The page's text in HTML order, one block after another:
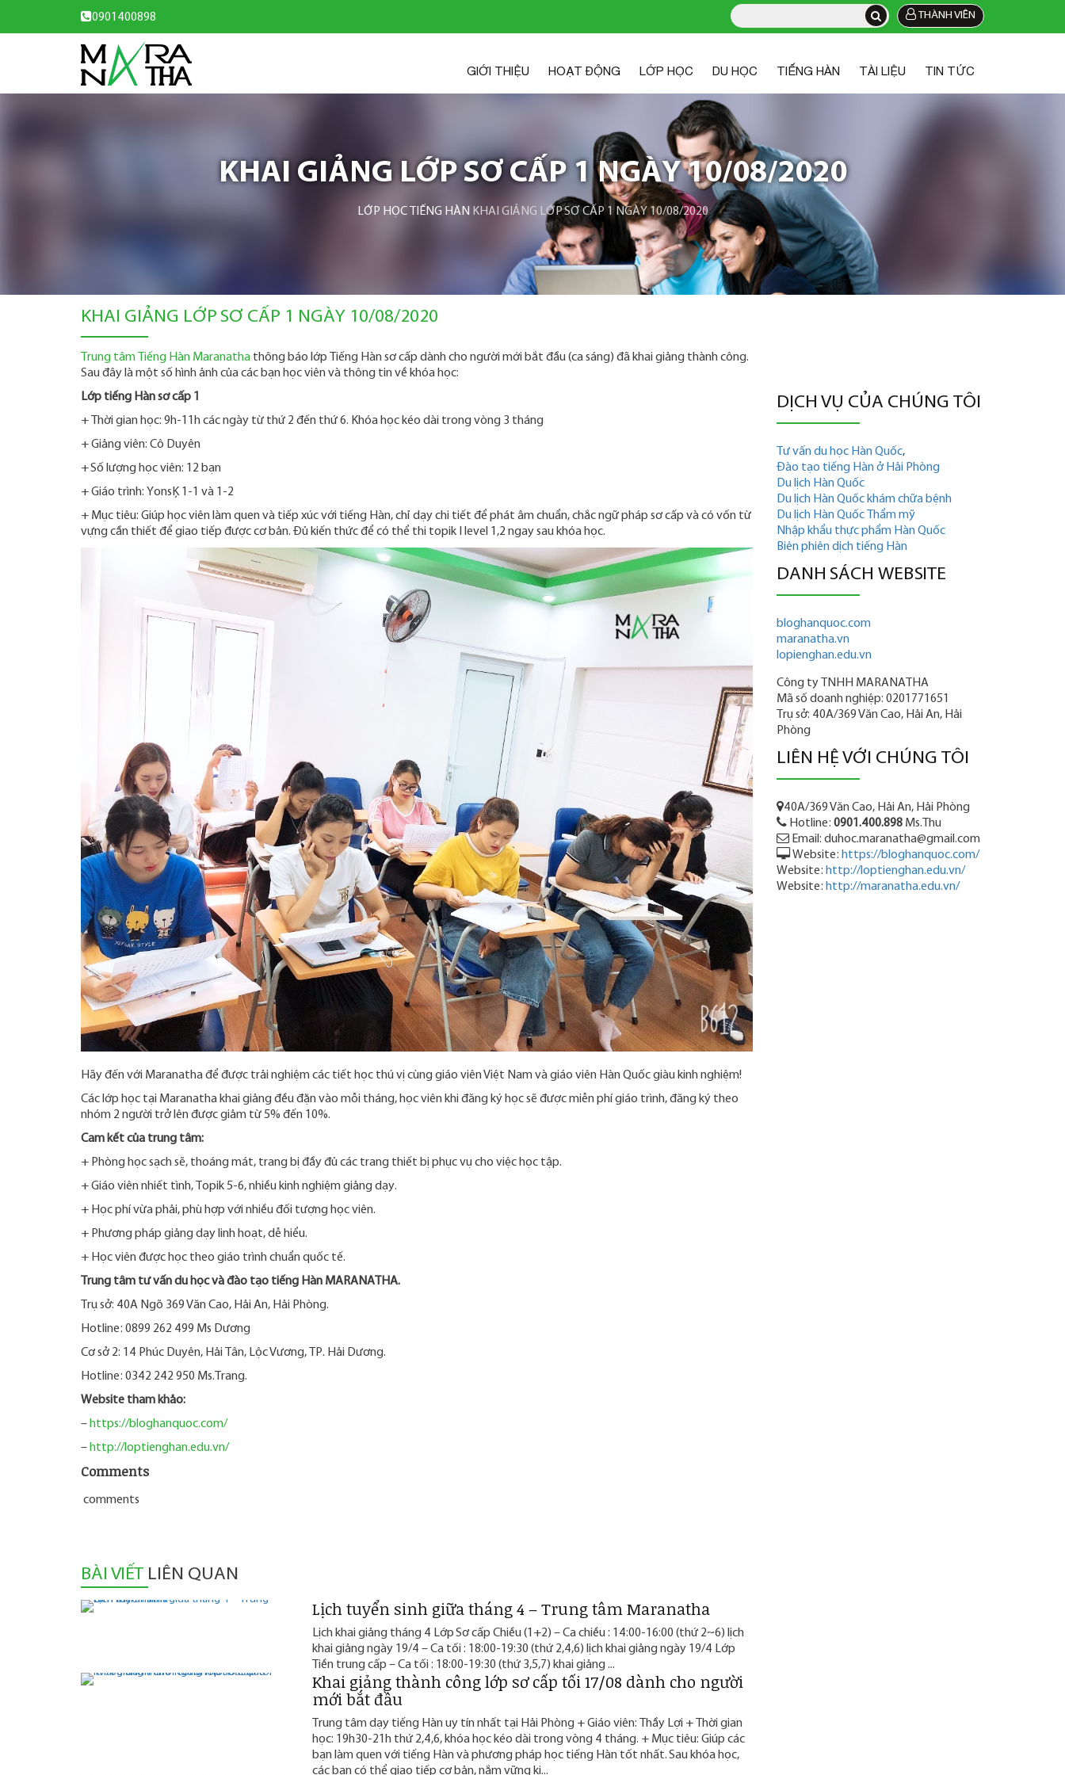
0901400898 THÀNH VIÊN
GIỚI THIỆU HOẠT ĐỘNG LỚP HỌC DU HỌC TIẾNG HÀN TÀI LIỆU TIN TỨC
KHAI GIẢNG LỚP SƠ CẤP 1 NGÀY 10/08/2020
LỚP HỌC TIẾNG HÀN KHAI GIẢNG LỚP SƠ CẤP 1 NGÀY 10/08/2020
KHAI GIẢNG LỚP SƠ CẤP 1 NGÀY 10/08/2020
Trung tâm Tiếng Hàn Maranatha thông báo lớp Tiếng Hàn sơ cấp dành cho người mới bắt đầu (ca sáng) đã khai giảng thành công.
Sau đây là một số hình ảnh của các bạn học viên và thông tin về khóa học:
Lớp tiếng Hàn sơ cấp 1
+ Thời gian học: 9h-11h các ngày từ thứ 2 đến thứ 6. Khóa học kéo dài trong vòng 3 tháng
+ Giảng viên: Cô Duyên
+ Số lượng học viên: 12 bạn
+ Giáo trình: Yonsei 1-1 và 1-2
+ Mục tiêu: Giúp học viên làm quen và tiếp xúc với tiếng Hàn, chỉ dạy chi tiết để phát âm chuẩn, chắc ngữ pháp sơ cấp và có vốn từ
vựng cần thiết để giao tiếp được cơ bản. Đủ kiến thức để có thể thi topik I level 1,2 ngay sau khóa học.
Hãy đến với Maranatha để được trải nghiệm các tiết học thú vị cùng giáo viên Việt Nam và giáo viên Hàn Quốc giàu kinh nghiệm!
Các lớp học tại Maranatha khai giảng đều đặn vào mỗi tháng, học viên khi đăng ký học sẽ được miễn phí giáo trình, đăng ký theo
nhóm 2 người trở lên được giảm từ 5% đến 10%.
Cam kết của trung tâm:
+ Phòng học sạch sẽ, thoáng mát, trang bị đầy đủ các trang thiết bị phục vụ cho việc học tập.
+ Giáo viên nhiết tình, Topik 5-6, nhiều kinh nghiệm giảng dạy.
+ Học phí vừa phải, phù hợp với nhiều đối tượng học viên.
+ Phương pháp giảng dạy linh hoạt, dễ hiểu.
+ Học viên được học theo giáo trình chuẩn quốc tế.
Trung tâm tư vấn du học và đào tạo tiếng Hàn MARANATHA.
Trụ sở: 40A Ngõ 369 Văn Cao, Hải An, Hải Phòng.
Hotline: 0899 262 499 Ms Dương
Cơ sở 2: 14 Phúc Duyên, Hải Tân, Lộc Vương, TP. Hải Dương.
Hotline: 0342 242 950 Ms.Trang.
Website tham khảo:
– https://bloghanquoc.com/
– http://loptienghan.edu.vn/
Comments
comments
BÀI VIẾT LIÊN QUAN
Lịch tuyển sinh giữa tháng 4 – Trung tâm Maranatha
Lịch khai giảng tháng 4 Lớp Sơ cấp Chiều (1+2) – Ca chiều : 14:00-16:00 (thứ 2~6) lịch
khai giảng ngày 19/4 – Ca tối : 18:00-19:30 (thứ 2,4,6) lịch khai giảng ngày 19/4 Lớp
Tiền trung cấp – Ca tối : 18:00-19:30 (thứ 3,5,7) khai giảng ...
Khai giảng thành công lớp sơ cấp tối 17/08 dành cho người
mới bắt đầu
Trung tâm dạy tiếng Hàn uy tín nhất tại Hải Phòng + Giáo viên: Thầy Lợi + Thời gian
học: 19h30-21h thứ 2,4,6, khóa học kéo dài trong vòng 4 tháng. + Mục tiêu: Giúp các
bạn làm quen với tiếng Hàn và phương pháp học tiếng Hàn tốt nhất. Sau khóa học,
các bạn có thể giao tiếp cơ bản, nắm vững ki...
DỊCH VỤ CỦA CHÚNG TÔI
Tư vấn du học Hàn Quốc,
Đào tạo tiếng Hàn ở Hải Phòng
Du lịch Hàn Quốc
Du lịch Hàn Quốc khám chữa bệnh
Du lịch Hàn Quốc Thẩm mỹ
Nhập khẩu thực phẩm Hàn Quốc
Biên phiên dịch tiếng Hàn
DANH SÁCH WEBSITE
bloghanquoc.com
maranatha.vn
lopienghan.edu.vn
Công ty TNHH MARANATHA
Mã số doanh nghiệp: 0201771651
Trụ sở: 40A/369 Văn Cao, Hải An, Hải
Phòng
LIÊN HỆ VỚI CHÚNG TÔI
40A/369 Văn Cao, Hải An, Hải Phòng
Hotline: 0901.400.898Ms.Thu
Email: duhoc.maranatha@gmail.com
Website: https://bloghanquoc.com/
Website: http://loptienghan.edu.vn/
Website: http://maranatha.edu.vn/